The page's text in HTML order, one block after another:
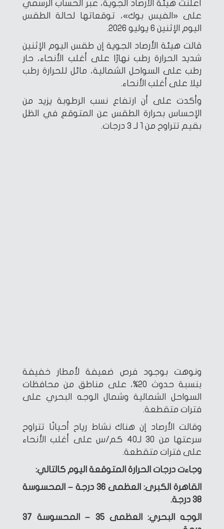
أعلنت هيئة الأرصاد الجوية، عبر الحساب الرسمي
على «الفيس بوك»، توقعاتها لحالة الطقس
اليوم الإثنين 6 يوليو 2026.
قالت هيئة الأرصاد الجوية إن طقس اليوم الإثنين
شديد الحرارة رطب نهارًا على أغلب الأنحاء، حار
رطب على السواحل الشمالية، مائل للحرارة رطب
ليلا على أغلب الأنحاء.
وأكدت على أن ارتفاع نسب الرطوبة يزيد من
الإحساس بحرارة الطقس عن المتوقع في الظل
بقيم تتراوح من 1 لـ 3 درجات.
ونوهت بوجود فرص ضعيفة لأمطار خفيفة
بنسبة حدوث 20%، على مناطق من محافظات
السواحل الشمالية وشمال الوجه البحري على
فترات متقطعة.
وقالت الأرصاد إن هناك نشاط رياح أحيانًا تتراوح
سرعتها من 30 لـ40 كم/س على أغلب الأنحاء
على فترات متقطعة.
وجاءت درجات الحرارة المتوقعة اليوم كالتالي:
القاهرة الكبرى: العظمى 36 درجة – المحسوسة
38 درجة.
الوجه البحري: العظمى 35 – المحسوسة 37